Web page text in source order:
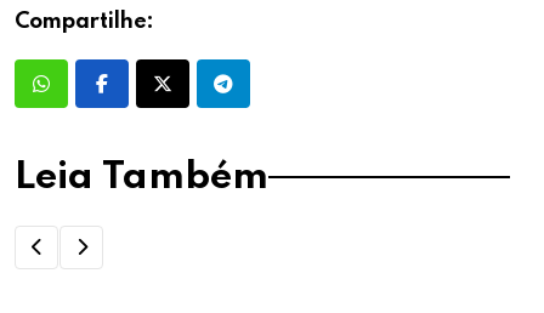
Compartilhe:
Leia Também